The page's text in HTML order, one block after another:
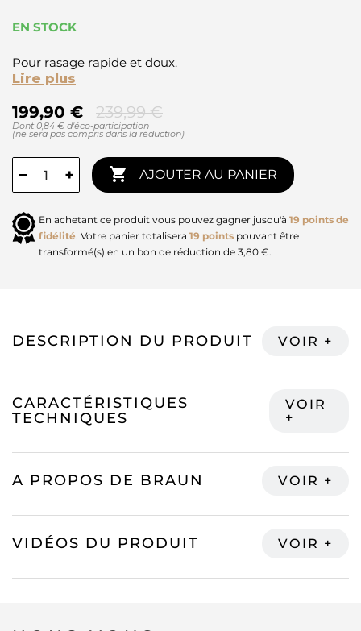
EN STOCK
Pour rasage rapide et doux.
Lire plus
199,90 € 239,99 €
Dont 0,84 € d'éco-participation
(ne sera pas compris dans la réduction)
− +  AJOUTER AU PANIER
En achetant ce produit vous pouvez gagner jusqu'à 19 points de
fidélité. Votre panier totalisera 19 points pouvant être
transformé(s) en un bon de réduction de 3,80 €.
DESCRIPTION DU PRODUIT
CARACTÉRISTIQUES
TECHNIQUES
A PROPOS DE BRAUN
VIDÉOS DU PRODUIT